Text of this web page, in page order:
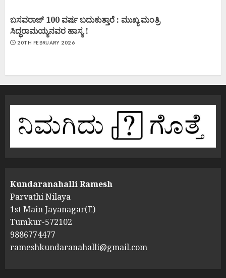
ಬಸವರಾಜ್ 100 ವರ್ಷ ಬದುಕುತ್ತಾರೆ : ಮುಖ್ಯ ಮಂತ್ರಿ
ಸಿದ್ಧರಾಮಯ್ಯನವರ ಹಾಸ್ಯ !
20TH FEBRUARY 2026
Kundaranahalli Ramesh
Parvathi Nilaya
1st Main Jayanagar(E)
Tumkur-572102
9886774477
rameshkundaranahalli@gmail.com